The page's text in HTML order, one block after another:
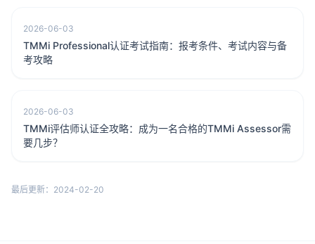
2026-06-03
TMMi Professional认证考试指南：报考条件、考试内容与备
考攻略
2026-06-03
TMMi评估师认证全攻略：成为一名合格的TMMi Assessor需
要几步？
最后更新：2024-02-20